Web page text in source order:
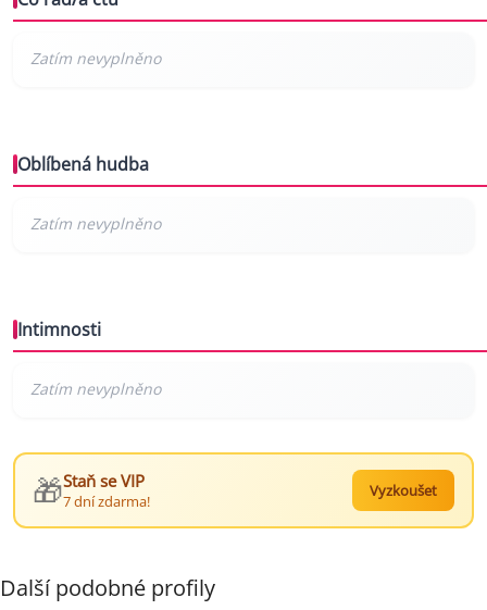
Oblíbená hudba
Intimnosti
🎁Staň se VIP
7 dní zdarma!
Vyzkoušet
Další podobné profily